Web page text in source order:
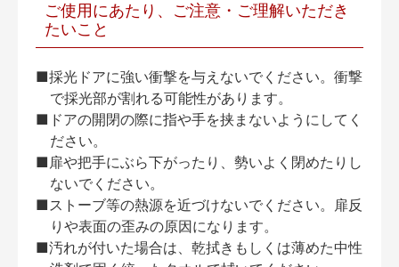
ご使用にあたり、ご注意・ご理解いただき
たいこと
■採光ドアに強い衝撃を与えないでください。衝撃
で採光部が割れる可能性があります。
■ドアの開閉の際に指や手を挟まないようにしてく
ださい。
■扉や把手にぶら下がったり、勢いよく閉めたりし
ないでください。
■ストーブ等の熱源を近づけないでください。扉反
りや表面の歪みの原因になります。
■汚れが付いた場合は、乾拭きもしくは薄めた中性